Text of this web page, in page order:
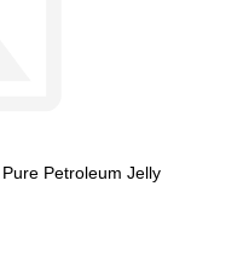
Petroleum Jelly